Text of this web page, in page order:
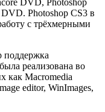
DVD, Photoshop
Photoshop CS3 в
с трёхмерными
поддержка
реализована во
как Macromedia
editor, WinImages,